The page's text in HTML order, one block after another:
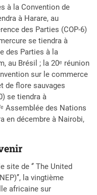
à la Convention de
à Harare, au
des Parties (COP-6)
se tiendra à
des Parties à la
au Brésil ; la 20ᵉ réunion
sur le commerce
de flore sauvages
se tiendra à
Assemblée des Nations
en décembre à Nairobi,
de ‘’ The United
la vingtième
africaine sur